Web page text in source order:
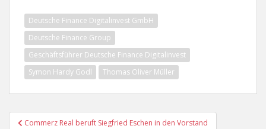
Deutsche Finance Digitalinvest GmbH
Deutsche Finance Group
Geschäftsführer Deutsche Finance Digitalinvest
Symon Hardy Godl
Thomas Oliver Müller
Beitragsnavigation
Commerz Real beruft Siegfried Eschen in den Vorstand